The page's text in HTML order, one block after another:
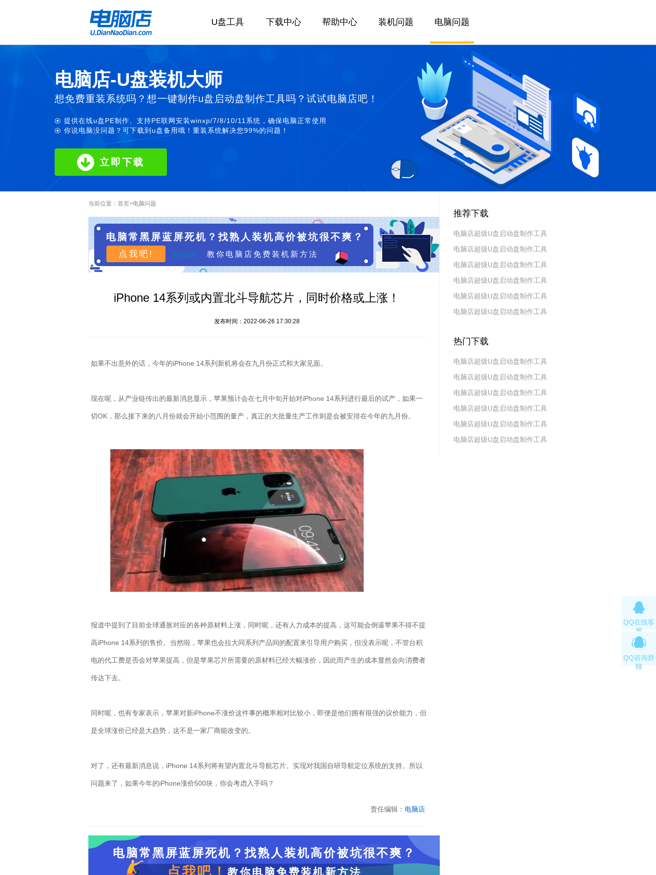
U盘工具 下载中心 帮助中心 装机问题 电脑问题
电脑店-U盘装机大师
想免费重装系统吗？想一键制作u盘启动盘制作工具吗？试试电脑店吧！
提供在线u盘PE制作、支持PE联网安装winxp/7/8/10/11系统，确保电脑正常使用
你说电脑没问题？可下载到u盘备用哦！重装系统解决您99%的问题！
立即下载
当前位置： 首页>电脑问题
电脑常黑屏蓝屏死机？找熟人装机高价被坑很不爽？
点我吧! 教你电脑店免费装机新方法
iPhone 14系列或内置北斗导航芯片，同时价格或上涨！
发布时间：2022-06-26 17:30:28
如果不出意外的话，今年的iPhone 14系列新机将会在九月份正式和大家见面。
现在呢，从产业链传出的最新消息显示，苹果预计会在七月中旬开始对iPhone 14系列进行最后的试产，如果一
切OK ，那么接下来的八月份就会开始小范围的量产，真正的大批量生产工作则是会被安排在今年的九月份。
报道中提到了目前全球通胀对应的各种原材料上涨，同时呢，还有人力成本的提高，这可能会倒逼苹果不得不提
高iPhone 14系列的售价。当然啦，苹果也会拉大同系列产品间的配置来引导用户购买，但没表示呢，不管台积
电的代工费是否会对苹果提高，但是苹果芯片所需要的原材料已经大幅涨价，因此而产生的成本显然会向消费者
传达下去。
同时呢，也有专家表示，苹果对新iPhone不涨价这件事的概率相对比较小，即便是他们拥有很强的议价能力，但
是全球涨价已经是大趋势，这不是一家厂商能改变的。
对了，还有最新消息说， iPhone 14系列将有望内置北斗导航芯片。实现对我国自研导航定位系统的支持。所以
问题来了，如果今年的iPhone涨价500块，你会考虑入手吗？
责任编辑： 电脑店
电脑常黑屏蓝屏死机？找熟人装机高价被坑很不爽？
点我吧！ 教你电脑免费装机新方法
推荐下载
电脑店超级U盘启动盘制作工具
v7.5_2606
电脑店超级U盘启动盘制作工具
v7.5_2604
电脑店超级U盘启动盘制作工具
v7.5_2602
电脑店超级U盘启动盘制作工具
v7.5_2511
电脑店超级U盘启动盘制作工具
v7.5_2509
电脑店超级U盘启动盘制作工具
热门下载
电脑店超级U盘启动盘制作工具
v7.5_2606
电脑店超级U盘启动盘制作工具
v7.5_2604
电脑店超级U盘启动盘制作工具
v7.5_2602
电脑店超级U盘启动盘制作工具
v7.5 2019(天蓬元帅版)
电脑店超级U盘启动盘制作工具
v7.5_2511
电脑店超级U盘启动盘制作工具
QQ在线客
服
QQ咨询群
聊